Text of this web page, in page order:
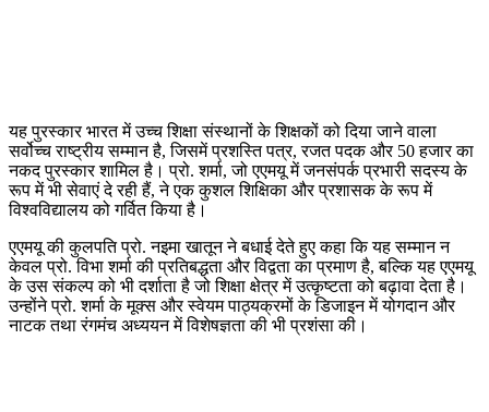
यह पुरस्कार भारत में उच्च शिक्षा संस्थानों के शिक्षकों को दिया जाने वाला
सर्वोच्च राष्ट्रीय सम्मान है, जिसमें प्रशस्ति पत्र, रजत पदक और 50 हजार का
नकद पुरस्कार शामिल है। प्रो. शर्मा, जो एएमयू में जनसंपर्क प्रभारी सदस्य के
रूप में भी सेवाएं दे रही हैं, ने एक कुशल शिक्षिका और प्रशासक के रूप में
विश्वविद्यालय को गर्वित किया है।
एएमयू की कुलपति प्रो. नइमा खातून ने बधाई देते हुए कहा कि यह सम्मान न
केवल प्रो. विभा शर्मा की प्रतिबद्धता और विद्वता का प्रमाण है, बल्कि यह एएमयू
के उस संकल्प को भी दर्शाता है जो शिक्षा क्षेत्र में उत्कृष्टता को बढ़ावा देता है।
उन्होंने प्रो. शर्मा के मूक्स और स्वेयम पाठ्यक्रमों के डिजाइन में योगदान और
नाटक तथा रंगमंच अध्ययन में विशेषज्ञता की भी प्रशंसा की।